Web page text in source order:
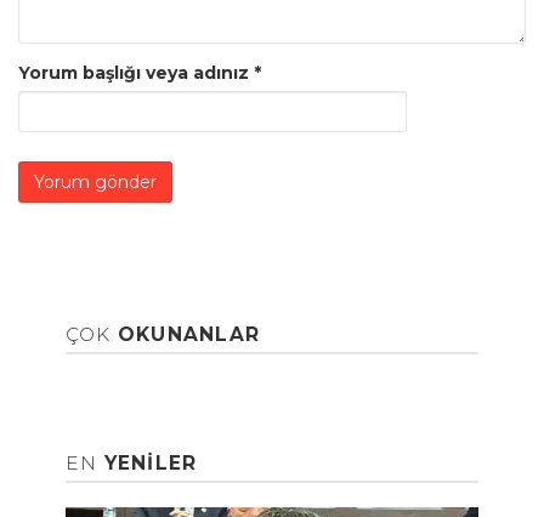
Yorum başlığı veya adınız *
ÇOK OKUNANLAR
EN YENILER